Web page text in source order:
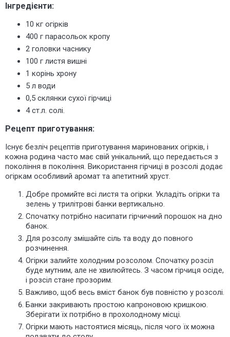
Інгредієнти:
10 кг огірків
400 г парасольок кропу
2 головки часнику
100 г листя вишні
1 корінь хрону
5 л води
0,5 склянки сухої гірчиці
4 ст.л. солі.
Рецепт приготування:
Існує безліч рецептів приготування маринованих огірків, і
кожна родина часто має свій унікальний, що передається з
покоління в покоління. Використання гірчиці в розсолі додає
огіркам особливий аромат та апетитний хруст.
Добре промийте всі листя та огірки. Укладіть огірки та
зелень у трилітрові банки вертикально.
Спочатку потрібно насипати гірчичний порошок на дно
банок.
Для розсолу змішайте сіль та воду до повного
розчинення.
Огірки залийте холодним розсолом. Спочатку розсіл
буде мутним, але не хвилюйтесь. З часом гірчиця осіде,
і розсіл стане прозорим.
Важливо, щоб весь вміст банок був повністю у розсолі.
Банки закривають простою капроновою кришкою.
Зберігати їх потрібно в прохолодному місці.
Огірки мають настоятися місяць, після чого їх можна